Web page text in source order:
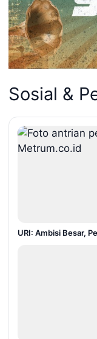
Sosial &
URI: Ambisi Besar,